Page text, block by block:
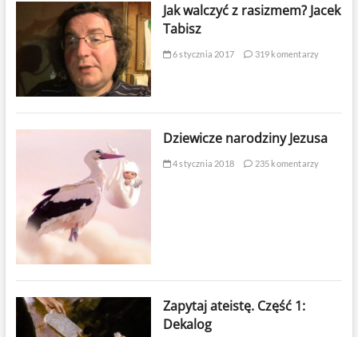
Jak walczyć z rasizmem? Jacek
Tabisz
6 stycznia 2017 319 komentarzy
Dziewicze narodziny Jezusa
4 stycznia 2018 235 komentarzy
Zapytaj ateistę. Część 1:
Dekalog